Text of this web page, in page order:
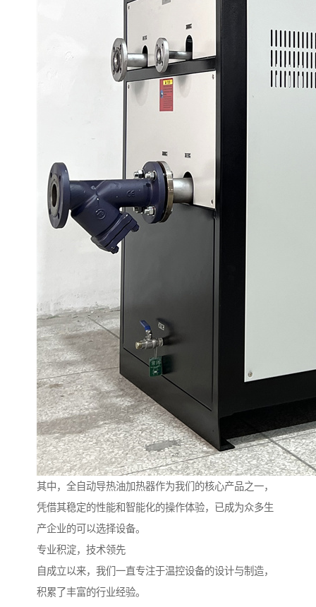
其中，全自动导热油加热器作为我们的核心产品之一，
凭借其稳定的性能和智能化的操作体验，已成为众多生
产企业的可以选择设备。
专业积淀，技术领先
自成立以来，我们一直专注于温控设备的设计与制造，
积累了丰富的行业经验。